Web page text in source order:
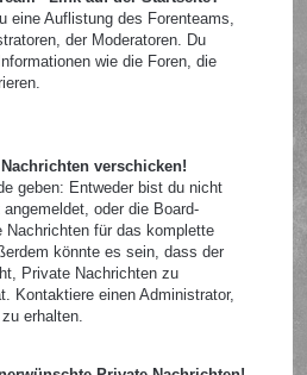
eine Auflistung des Forenteams,
der Moderatoren. Du
wie die Foren, die
verschicken!
geben: Entweder bist du nicht
oder die Board-
für das komplette
könnte es sein, dass der
Private Nachrichten zu
Kontaktiere einen Administrator,
erhalten.